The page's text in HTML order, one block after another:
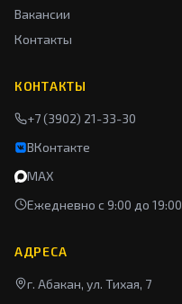
Вакансии
Контакты
КОНТАКТЫ
+7 (3902) 21-33-30
ВКонтакте
MAX
Ежедневно с 9:00 до 19:00
АДРЕСА
г. Абакан, ул. Тихая, 7